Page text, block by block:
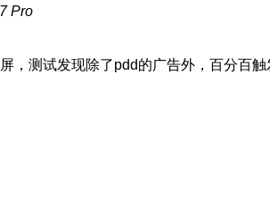
Pro
，测试发现除了pdd的广告外，百分百